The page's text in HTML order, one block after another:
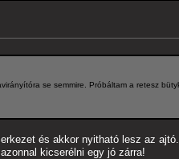
se semmire. Próbáltam a retesz
és akkor nyitható lesz az ajtó.
kicserélni egy jó zárra!